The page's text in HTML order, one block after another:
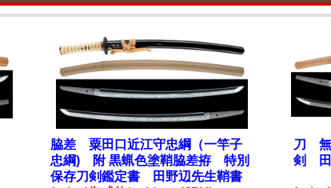
脇差 粟田口近江守忠綱（一竿子
忠綱) 附 黒蝋色塗鞘脇差拵 特別
保存刀剣鑑定書 田野辺先生鞘書
刀
剣 田